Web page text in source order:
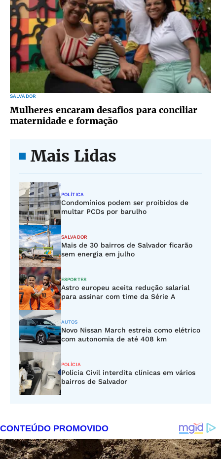
SALVADOR
Mulheres encaram desafios para conciliar
maternidade e formação
Mais Lidas
POLÍTICA
Condomínios podem ser proibidos de
multar PCDs por barulho
SALVADOR
Mais de 30 bairros de Salvador ficarão
sem energia em julho
ESPORTES
Astro europeu aceita redução salarial
para assinar com time da Série A
AUTOS
Novo Nissan March estreia como elétrico
com autonomia de até 408 km
POLÍCIA
Polícia Civil interdita clínicas em vários
bairros de Salvador